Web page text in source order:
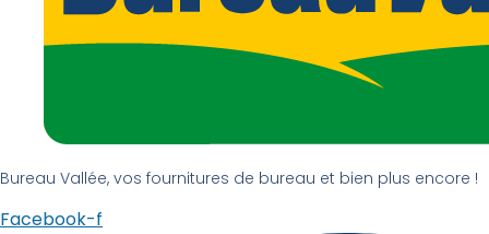
Bureau Vallée, vos fournitures de bureau et bien plus encore !
Facebook-f